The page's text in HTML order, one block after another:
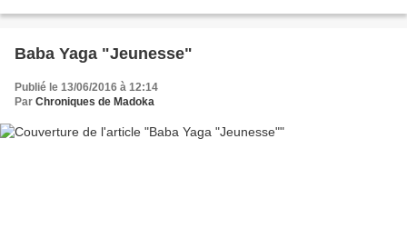
Baba Yaga "Jeunesse"
Publié le 13/06/2016 à 12:14
Par Chroniques de Madoka